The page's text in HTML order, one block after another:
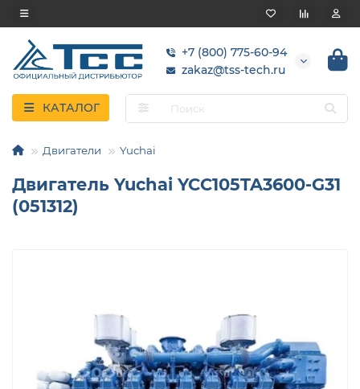
+7 (800) 775-60-94
zakaz@tss-tech.ru
КАТАЛОГ
Двигатели Yuchai
Двигатель Yuchai YCC105TA3600-G31
(051312)